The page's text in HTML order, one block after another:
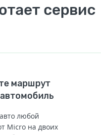
сервис
маршрут
любой
Micro на двоих